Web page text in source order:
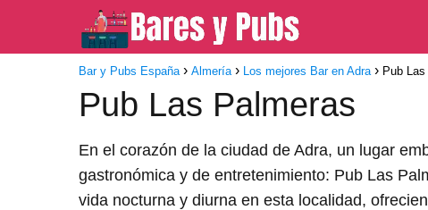
Bar y Pubs España Almería Los mejores Bar en Adra Pub
Pub Las Palmeras
En el corazón de la ciudad de Adra, un lugar
gastronómica y de entretenimiento: Pub Las
vida nocturna y diurna en esta localidad,